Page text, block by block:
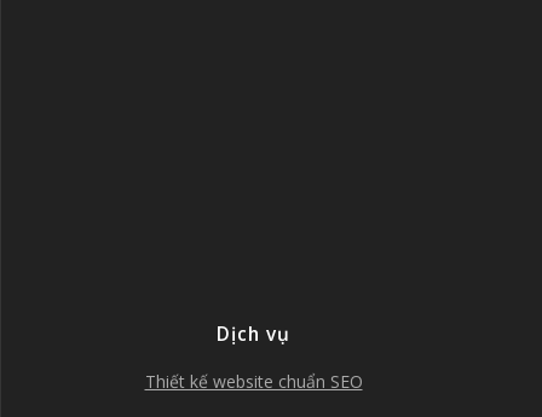
Dịch vụ
Thiết kế website chuẩn SEO